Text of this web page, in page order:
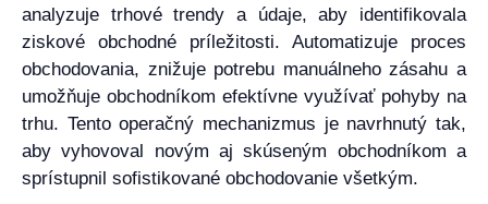
analyzuje trhové trendy a údaje, aby identifikovala
ziskové obchodné príležitosti. Automatizuje proces
obchodovania, znižuje potrebu manuálneho zásahu a
umožňuje obchodníkom efektívne využívať pohyby na
trhu. Tento operačný mechanizmus je navrhnutý tak,
aby vyhovoval novým aj skúseným obchodníkom a
sprístupnil sofistikované obchodovanie všetkým.